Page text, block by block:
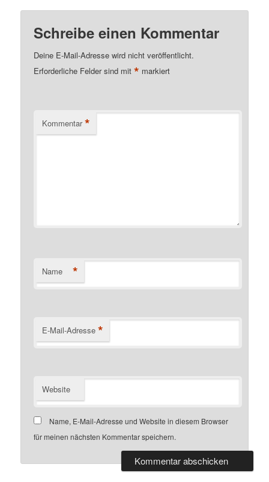
Schreibe einen Kommentar
Deine E-Mail-Adresse wird nicht veröffentlicht.
Erforderliche Felder sind mit* markiert
Kommentar *
Name *
E-Mail-Adresse *
Website
Name, E-Mail-Adresse und Website in diesem Browser
für meinen nächsten Kommentar speichern.